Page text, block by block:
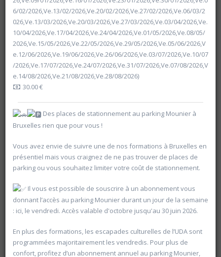
Rechercher
Vider les filtres
seront ouvertesà partir du mercredi 19 août
6/02/2026,Ve.13/02/2026,Ve.20/02/2026,Ve.27/02/2026,Ve.06/03/2
026,Ve.13/03/2026,Ve.20/03/2026,Ve.27/03/2026,Ve.03/04/2026,Ve.
10/04/2026,Ve.17/04/2026,Ve.24/04/2026,Ve.01/05/2026,Ve.08/05/
2026,Ve.15/05/2026,Ve.22/05/2026,Ve.29/05/2026,Ve.05/06/2026,V
e.12/06/2026,Ve.19/06/2026,Ve.26/06/2026,Ve.03/07/2026,Ve.10/07
/2026,Ve.17/07/2026,Ve.24/07/2026,Ve.31/07/2026,Ve.07/08/2026,V
e.14/08/2026,Ve.21/08/2026,Ve.28/08/2026)
30.00 €
Des places de stationnement au parking Mounier à
Bruxelles rien que pour vous !
Vous avez envie de suivre une de nos formations à Bruxelles en
présentiel mais vous craignez de ne pas trouver de places de
parking ou vous souhaitez limiter votre coût de stationnement.
Il vous est possible de souscrire à un abonnement vous
donnant l’accès au parking Mounier durant un jour de la semaine
: ici, le vendredi. Accès valable d'octobre jusqu'au 30 juin 2026.
En plus des formations, les escapades culturelles de l’UDA sont
programmées majoritairement les vendredis. Pour plus de
confort, profitez d’un abonnement annuel au parking Mounier,